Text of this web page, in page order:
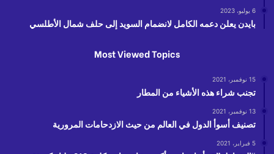
6 يوليو، 2023
بايدن يعلن دعمه الكامل لانضمام السويد إلى حلف شمال الأطلسي
Most Viewed Topics
15 نوفمبر، 2021
تجنب شراء هذه الأشياء من المطار
13 نوفمبر، 2021
تصنيف أسوأ الدول في العالم من حيث الازدحامات المرورية
5 فبراير، 2021